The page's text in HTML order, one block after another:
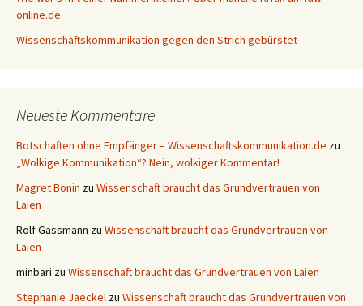
online.de
Wissenschaftskommunikation gegen den Strich gebürstet
Neueste Kommentare
Botschaften ohne Empfänger – Wissenschaftskommunikation.de zu
„Wolkige Kommunikation“? Nein, wolkiger Kommentar!
Magret Bonin zu Wissenschaft braucht das Grundvertrauen von
Laien
Rolf Gassmann zu Wissenschaft braucht das Grundvertrauen von
Laien
minbari zu Wissenschaft braucht das Grundvertrauen von Laien
Stephanie Jaeckel zu Wissenschaft braucht das Grundvertrauen von